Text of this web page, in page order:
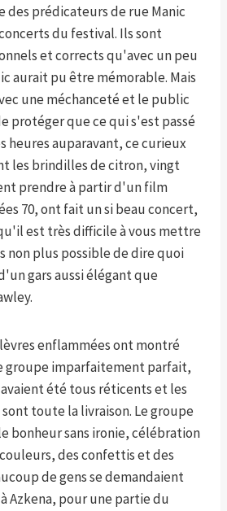
prédicateurs de rue Manic
du festival. Ils sont
et corrects qu'avec un peu
aurait pu être mémorable. Mais
une méchanceté et le public
protéger que ce qui s'est passé
heures auparavant, ce curieux
les brindilles de citron, vingt
prendre à partir d'un film
70, ont fait un si beau concert,
est très difficile à vous mettre
non plus possible de dire quoi
gars aussi élégant que
enflammées ont montré
groupe imparfaitement parfait,
été tous réticents et les
toute la livraison. Le groupe
bonheur sans ironie, célébration
des confettis et des
de gens se demandaient
Azkena, pour une partie du